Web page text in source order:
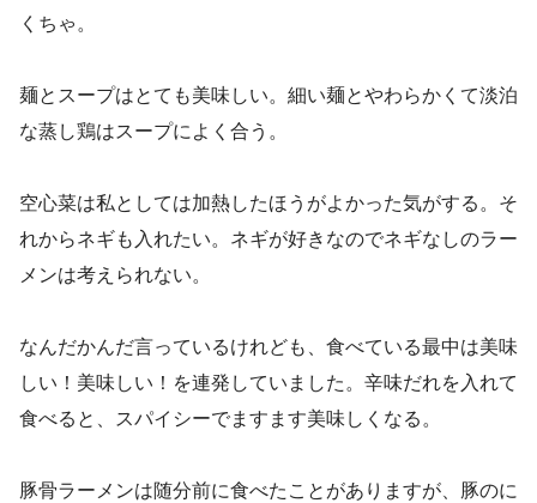
くちゃ。
麺とスープはとても美味しい。細い麺とやわらかくて淡泊
な蒸し鶏はスープによく合う。
空心菜は私としては加熱したほうがよかった気がする。そ
れからネギも入れたい。ネギが好きなのでネギなしのラー
メンは考えられない。
なんだかんだ言っているけれども、食べている最中は美味
しい！美味しい！を連発していました。辛味だれを入れて
食べると、スパイシーでますます美味しくなる。
豚骨ラーメンは随分前に食べたことがありますが、豚のに